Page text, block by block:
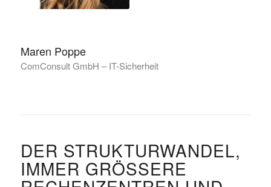
Maren Poppe
ComConsult GmbH – IT-Sicherheit
DER STRUKTURWANDEL,
IMMER GRÖSSERE R